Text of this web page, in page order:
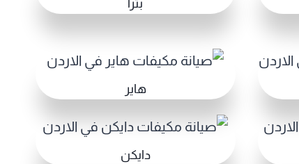
بترا
هاير
دايكن